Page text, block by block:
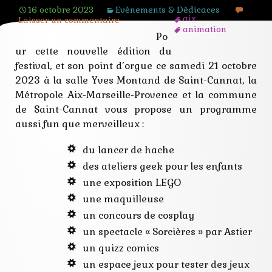
16 octobre 2023 Evènements & Dédicaces
aix
animation
cosplay
dédicace
fantastique
geek
jeu
Laisser un commentaire
Po
ur cette nouvelle édition du
festival, et son point d’orgue ce samedi 21 octobre
2023 à la salle Yves Montand de Saint-Cannat, la
Métropole Aix-Marseille-Provence et la commune
de Saint-Cannat vous propose un programme
aussi fun que merveilleux :
du lancer de hache
des ateliers geek pour les enfants
une exposition LEGO
une maquilleuse
un concours de cosplay
un spectacle « Sorcières » par Astier
un quizz comics
un espace jeux pour tester des jeux